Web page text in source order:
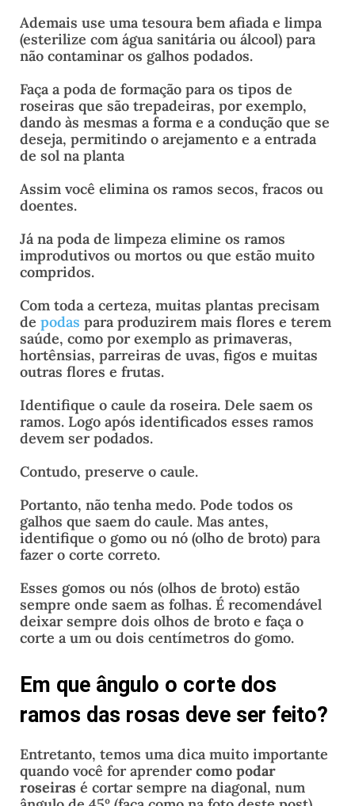
Ademais use uma tesoura bem afiada e limpa
(esterilize com água sanitária ou álcool) para
não contaminar os galhos podados.
Faça a poda de formação para os tipos de
roseiras que são trepadeiras, por exemplo,
dando às mesmas a forma e a condução que se
deseja, permitindo o arejamento e a entrada
de sol na planta
Assim você elimina os ramos secos, fracos ou
doentes.
Já na poda de limpeza elimine os ramos
improdutivos ou mortos ou que estão muito
compridos.
Com toda a certeza, muitas plantas precisam
de podas para produzirem mais flores e terem
saúde, como por exemplo as primaveras,
hortênsias, parreiras de uvas, figos e muitas
outras flores e frutas.
Identifique o caule da roseira. Dele saem os
ramos. Logo após identificados esses ramos
devem ser podados.
Contudo, preserve o caule.
Portanto, não tenha medo. Pode todos os
galhos que saem do caule. Mas antes,
identifique o gomo ou nó (olho de broto) para
fazer o corte correto.
Esses gomos ou nós (olhos de broto) estão
sempre onde saem as folhas. É recomendável
deixar sempre dois olhos de broto e faça o
corte a um ou dois centímetros do gomo.
Em que ângulo o corte dos
ramos das rosas deve ser feito?
Entretanto, temos uma dica muito importante
quando você for aprender como podar
roseiras é cortar sempre na diagonal, num